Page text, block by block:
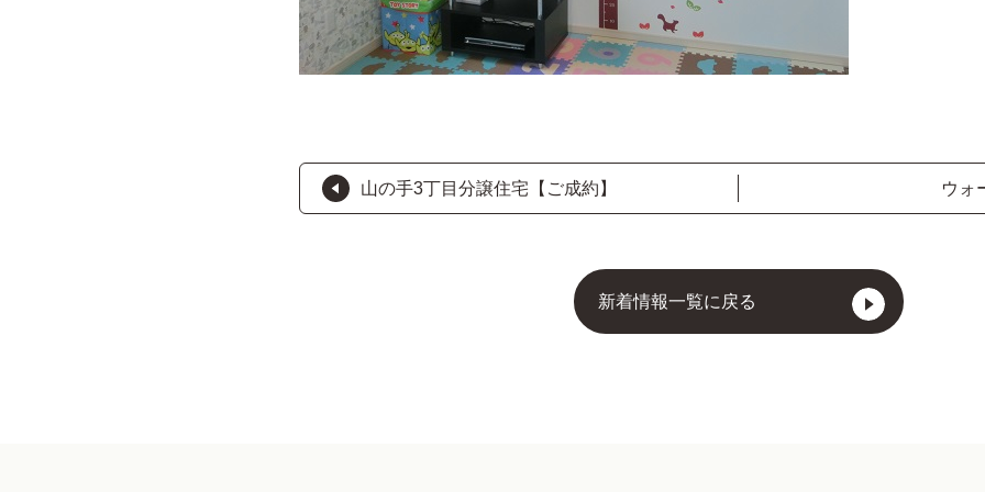
山の手3丁目分譲住宅【ご成約】 ウォ
新着情報一覧に戻る